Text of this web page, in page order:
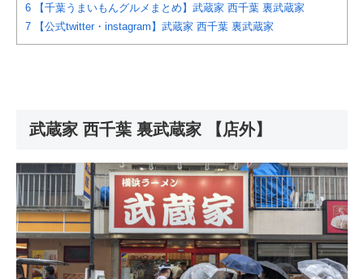
6 【千葉うまいもんグルメまとめ】武蔵家 西千葉 裏武蔵家
7 【公式twitter・instagram】武蔵家 西千葉 裏武蔵家
武蔵家 西千葉 裏武蔵家 【店外】